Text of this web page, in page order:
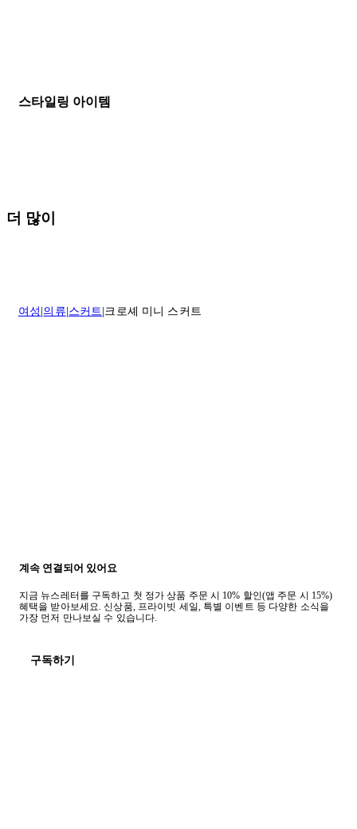
세일 기간에는 배송이 다소 지연될 수 있습니다. 궁금하신 점이 있거
나 도움이 필요하신 경우 고객센터로 문의해 주세요.
스타일링 아이템
더 많이
여성 의류 스커트 크로셰 미니 스커트
계속 연결되어 있어요
지금 뉴스레터를 구독하고 첫 정가 상품 주문 시 10% 할인(앱 주문 시 15%)
혜택을 받아보세요. 신상품, 프라이빗 세일, 특별 이벤트 등 다양한 소식을
가장 먼저 만나보실 수 있습니다.
구독하기